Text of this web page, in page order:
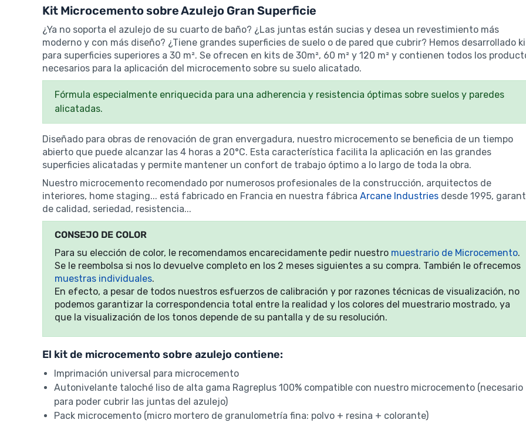
Kit Microcemento sobre Azulejo Gran Superficie
¿Ya no soporta el azulejo de su cuarto de baño? ¿Las juntas están sucias y desea un revestimiento más
moderno y con más diseño? ¿Tiene grandes superficies de suelo o de pared que cubrir? Hemos desarrollado
para superficies superiores a 30 m². Se ofrecen en kits de 30m², 60 m² y 120 m² y contienen todos los
necesarios para la aplicación del microcemento sobre su suelo alicatado.
Fórmula especialmente enriquecida para una adherencia y resistencia óptimas sobre suelos y paredes
alicatadas.
Diseñado para obras de renovación de gran envergadura, nuestro microcemento se beneficia de un tiempo
abierto que puede alcanzar las 4 horas a 20°C. Esta característica facilita la aplicación en las grandes
superficies alicatadas y permite mantener un confort de trabajo óptimo a lo largo de toda la obra.
Nuestro microcemento recomendado por numerosos profesionales de la construcción, arquitectos de
interiores, home staging... está fabricado en Francia en nuestra fábrica Arcane Industries desde 1995,
de calidad, seriedad, resistencia...
CONSEJO DE COLOR
Para su elección de color, le recomendamos encarecidamente pedir nuestro muestrario de Microcemento.
Se le reembolsa si nos lo devuelve completo en los 2 meses siguientes a su compra. También le ofrecemos
muestras individuales.
En efecto, a pesar de todos nuestros esfuerzos de calibración y por razones técnicas de visualización, no
podemos garantizar la correspondencia total entre la realidad y los colores del muestrario mostrado, ya
que la visualización de los tonos depende de su pantalla y de su resolución.
El kit de microcemento sobre azulejo contiene:
Imprimación universal para microcemento
Autonivelante taloché liso de alta gama Ragreplus 100% compatible con nuestro microcemento (necesario
para poder cubrir las juntas del azulejo)
Pack microcemento (micro mortero de granulometría fina: polvo + resina + colorante)